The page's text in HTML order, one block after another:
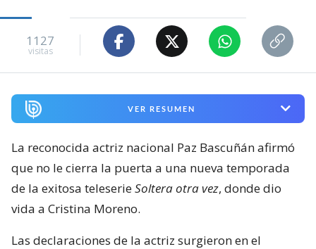
1127
visitas
VER RESUMEN
La reconocida actriz nacional Paz Bascuñán afirmó
que no le cierra la puerta a una nueva temporada
de la exitosa teleserieSoltera otra vez, donde dio
vida a Cristina Moreno.
Las declaraciones de la actriz surgieron en el